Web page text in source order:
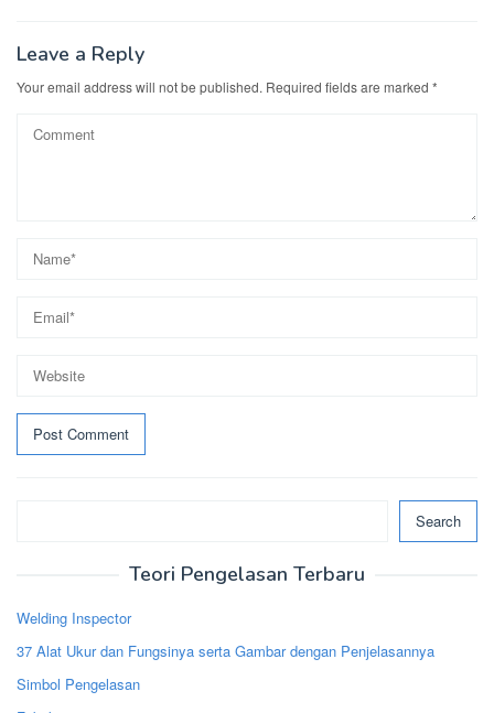
Leave a Reply
Your email address will not be published. Required fields are marked *
Search
Teori Pengelasan Terbaru
Welding Inspector
37 Alat Ukur dan Fungsinya serta Gambar dengan Penjelasannya
Simbol Pengelasan